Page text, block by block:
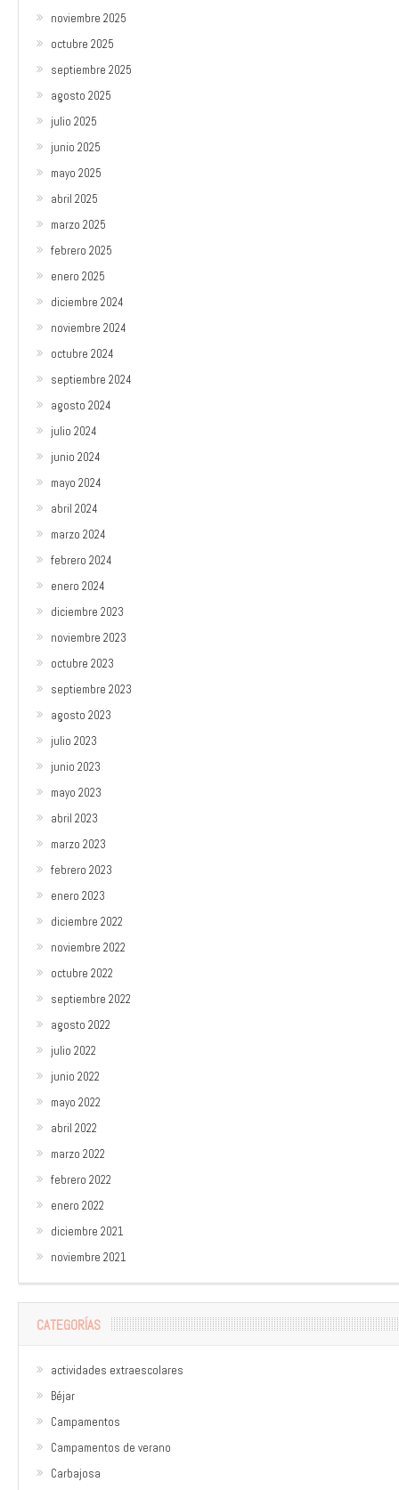
noviembre 2025
octubre 2025
septiembre 2025
agosto 2025
julio 2025
junio 2025
mayo 2025
abril 2025
marzo 2025
febrero 2025
enero 2025
diciembre 2024
noviembre 2024
octubre 2024
septiembre 2024
agosto 2024
julio 2024
junio 2024
mayo 2024
abril 2024
marzo 2024
febrero 2024
enero 2024
diciembre 2023
noviembre 2023
octubre 2023
septiembre 2023
agosto 2023
julio 2023
junio 2023
mayo 2023
abril 2023
marzo 2023
febrero 2023
enero 2023
diciembre 2022
noviembre 2022
octubre 2022
septiembre 2022
agosto 2022
julio 2022
junio 2022
mayo 2022
abril 2022
marzo 2022
febrero 2022
enero 2022
diciembre 2021
noviembre 2021
CATEGORÍAS
actividades extraescolares
Béjar
Campamentos
Campamentos de verano
Carbajosa